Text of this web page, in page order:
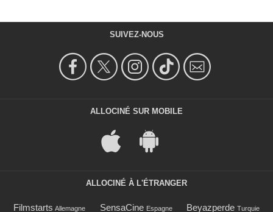
SUIVEZ-NOUS
ALLOCINÉ SUR MOBILE
ALLOCINÉ À L'ÉTRANGER
Filmstarts Allemagne SensaCine Espagne Beyazperde Turquie